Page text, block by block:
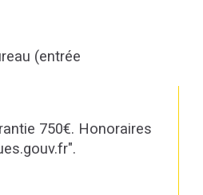
(entrée
750€. Honoraires